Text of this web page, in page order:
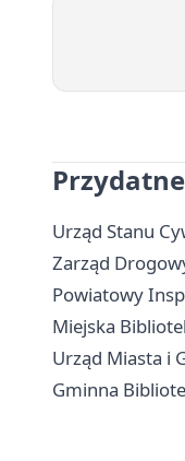
Urząd Stanu
Zarząd
Powiatowy
Miejska
Urząd Miasta i
Gminna